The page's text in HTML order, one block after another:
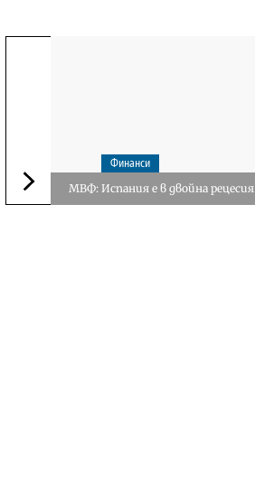
Следваща новина
Финанси
МВФ: Испания е в двойна рецесия